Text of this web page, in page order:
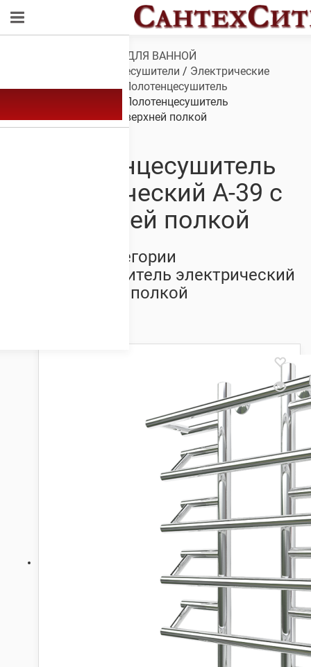
САНТЕХНИКА ДЛЯ ВАННОЙ
Полотенцесушители / Электрические
полотенцесушители/ Полотенцесушитель
/ Полотенцесушитель
электрический А-39 с верхней полкой
Полотенцесушитель
электрический А-39 с
верхней полкой
Товары из категории
Полотенцесушитель электрический
А-39 с верхней полкой